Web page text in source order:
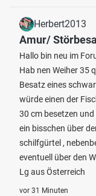
Herbert2013
Amur/
Hallo bin neu im
Hab nen Weiher 35
Besatz eines
würde einen der
30 cm besetzen
ein bisschen über
schilfgürtel ,
eventuell über den
Lg aus Österreich
vor 31 Minuten